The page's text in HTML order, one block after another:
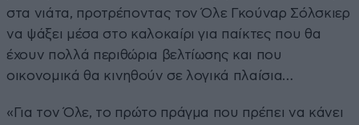
στα νιάτα, προτρέποντας τον Όλε Γκούναρ Σόλσκιερ
να ψάξει μέσα στο καλοκαίρι για παίκτες που θα
έχουν πολλά περιθώρια βελτίωσης και που
οικονομικά θα κινηθούν σε λογικά πλαίσια…
«Για τον Όλε, το πρώτο πράγμα που πρέπει να κάνει